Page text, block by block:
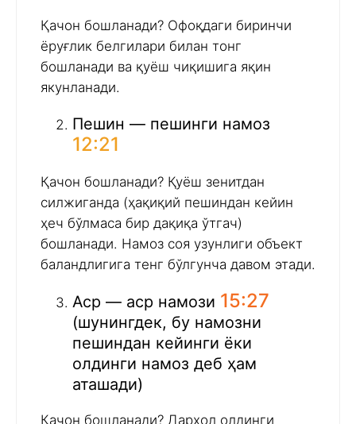
Қачон бошланади? Офоқдаги биринчи
ёруғлик белгилари билан тонг
бошланади ва қуёш чиқишига яқин
якунланади.
Пешин — пешинги намоз
12:21
Қачон бошланади? Қуёш зенитдан
силжиганда (ҳақиқий пешиндан кейин
ҳеч бўлмаса бир дақиқа ўтгач)
бошланади. Намоз соя узунлиги объект
баландлигига тенг бўлгунча давом этади.
Аср — аср намози 15:27
(шунингдек, бу намозни
пешиндан кейинги ёки
олдинги намоз деб ҳам
аташади)
Қачон бошланади? Дарҳол олдинги